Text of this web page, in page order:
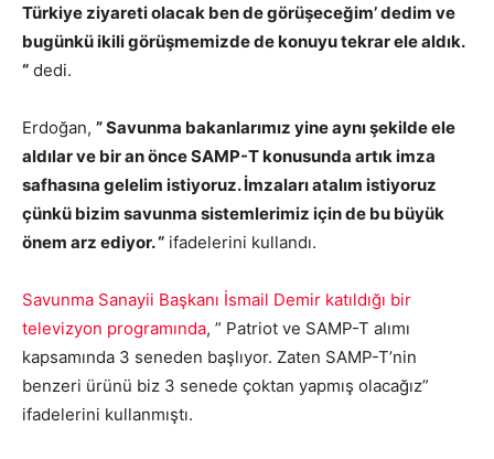
Türkiye ziyareti olacak ben de görüşeceğim’ dedim ve
bugünkü ikili görüşmemizde de konuyu tekrar ele aldık.
“ dedi.
Erdoğan, ” Savunma bakanlarımız yine aynı şekilde ele
aldılar ve bir an önce SAMP-T konusunda artık imza
safhasına gelelim istiyoruz.İmzaları atalım istiyoruz
çünkü bizim savunma sistemlerimiz için de bu büyük
önem arz ediyor. “ ifadelerini kullandı.
Savunma Sanayii Başkanı İsmail Demir katıldığı bir
televizyon programında, ” Patriot ve SAMP-T alımı
kapsamında 3 seneden başlıyor. Zaten SAMP-T’nin
benzeri ürünü biz 3 senede çoktan yapmış olacağız”
ifadelerini kullanmıştı.